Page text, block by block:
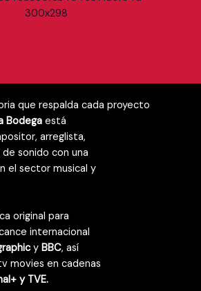
que respalda cada proyecto
Bodega está
arreglista,
sonido con una
el sector musical y
original para
internacional
y BBC, así
movies en cadenas
y TVE.